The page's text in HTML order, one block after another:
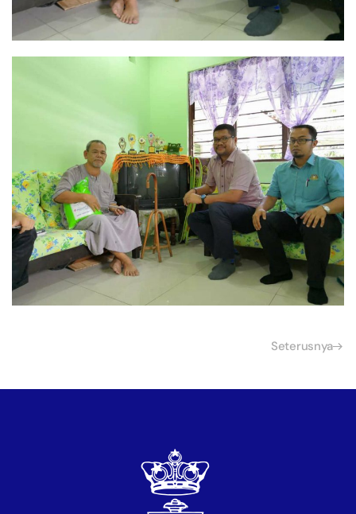
Seterusnya